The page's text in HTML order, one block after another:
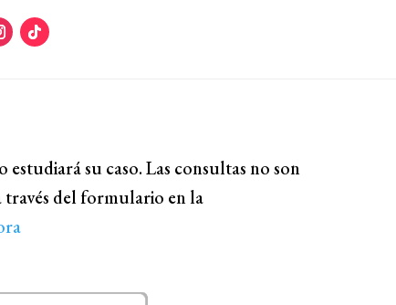
su caso. Las consultas no son
través del formulario en la